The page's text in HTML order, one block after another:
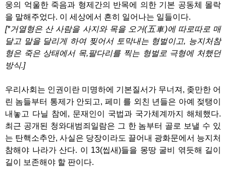
웅의 억울한 죽음과 형제간의 반목에 의한 기본 공동체 몰락
을 말해주었다. 이 세상에서 흔히 일어나는 일들이다.
[*거열형은 산 사람을 사지와 목을 오거(五車)에 따로따로 매
달고 말을 달리게 하여 찢어서 토막내는 형벌이고, 능지처참
형은 죽은 상태에서 목,팔다리를 찍는 형벌로 극형에 처했던
방식.]
우리사회는 인권이란 미명하에 기본질서가 무너져, 좆만한 어
린 놈들부터 통제가 안되고, 페미 를 외친 년들은 아예 젖탱이
내놓고 다닐 참에, 문재인이 국법과 국가체계까지 해체했다.
최근 공개된 청와대범죄일람은 그 한 놈부터 골로 보낼 수 있
는 탄핵소추안, 사실은 당장이라도 끌어내 광화문에서 능지처
참해야 나라가 산다. 이 13(씹새)들을 몽땅 굴비 엮듯해 길이
길이 보존해야 할 판이다.